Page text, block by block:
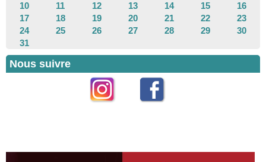
10
11 12 13 14 15
16
17
18 19 20 21 22
23
24
25 26 27 28 29
30
31
Nous suivre